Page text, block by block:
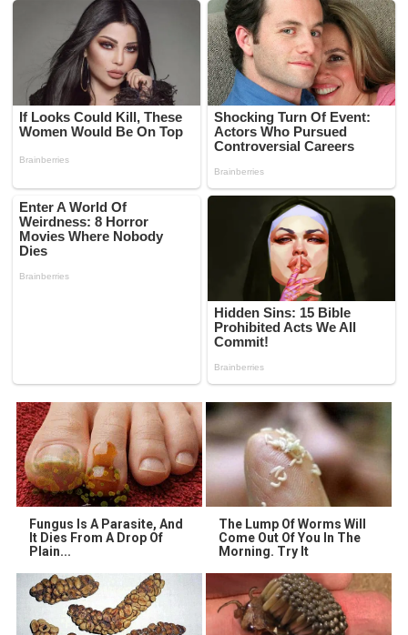
Fungus Is A Parasite, And
It Dies From A Drop Of
Plain...
The Lump Of Worms Will
Come Out Of You In The
Morning. Try It